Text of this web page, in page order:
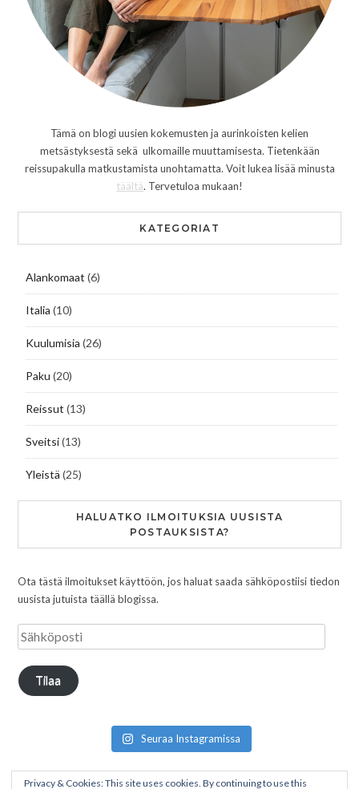
Tämä on blogi uusien kokemusten ja aurinkoisten kelien
metsästyksestä sekä ulkomaille muuttamisesta. Tietenkään
reissupakulla matkustamista unohtamatta. Voit lukea lisää minusta
täältä. Tervetuloa mukaan!
KATEGORIAT
Alankomaat (6)
Italia (10)
Kuulumisia (26)
Paku (20)
Reissut (13)
Sveitsi(13)
Yleistä (25)
HALUATKO ILMOITUKSIA UUSISTA
POSTAUKSISTA?
Ota tästä ilmoitukset käyttöön, jos haluat saada sähköpostiisi tiedon
uusista jutuista täällä blogissa.
Tilaa
Seuraa Instagramissa
Privacy & Cookies: This site uses cookies. By continuing to use this